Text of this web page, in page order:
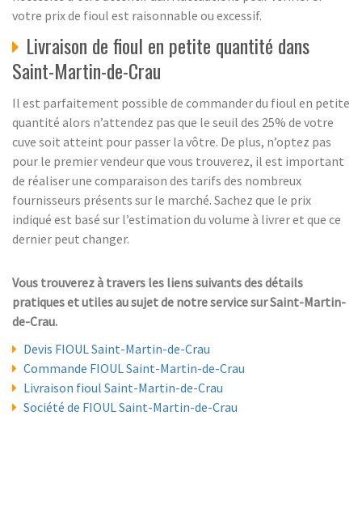
votre prix de fioul est raisonnable ou excessif.
Livraison de fioul en petite quantité dans
Saint-Martin-de-Crau
Il est parfaitement possible de commander du fioul en petite
quantité alors n’attendez pas que le seuil des 25% de votre
cuve soit atteint pour passer la vôtre. De plus, n’optez pas
pour le premier vendeur que vous trouverez, il est important
de réaliser une comparaison des tarifs des nombreux
fournisseurs présents sur le marché. Sachez que le prix
indiqué est basé sur l’estimation du volume à livrer et que ce
dernier peut changer.
Vous trouverez à travers les liens suivants des détails
pratiques et utiles au sujet de notre service sur Saint-Martin-
de-Crau.
Devis FIOUL Saint-Martin-de-Crau
Commande FIOUL Saint-Martin-de-Crau
Livraison fioul Saint-Martin-de-Crau
Société de FIOUL Saint-Martin-de-Crau